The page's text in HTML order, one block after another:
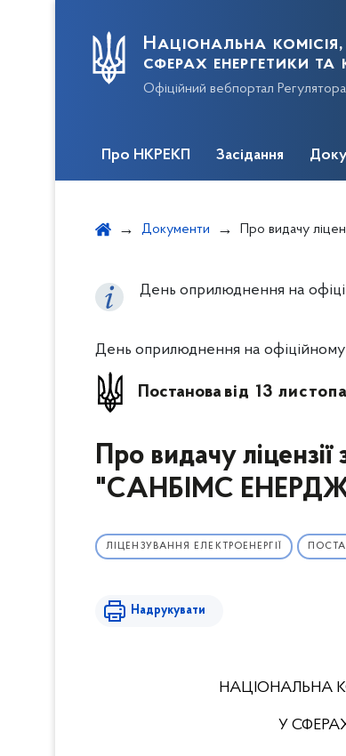
Національна
сферах енергетики
Офіційний вебпортал Регулятора
Про НКРЕКП Засідання
Документи Про видачу ліцензії з
День оприлюднення на
День оприлюднення на офіційному
Постанова від 13
Про видачу
"САНБІМС
ЛІЦЕНЗУВАННЯ ЕЛЕКТРОЕНЕРГІЇ
Надрукувати
НАЦІОНАЛЬНА
У